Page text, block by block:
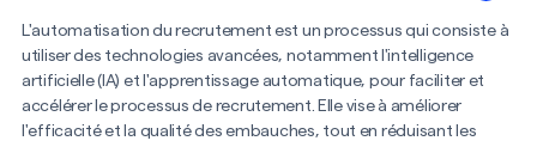
L'automatisation du recrutement est un processus qui consiste à
utiliser des technologies avancées, notamment l'intelligence
artificielle (IA) et l'apprentissage automatique, pour faciliter et
accélérer le processus de recrutement. Elle vise à améliorer
l'efficacité et la qualité des embauches, tout en réduisant les